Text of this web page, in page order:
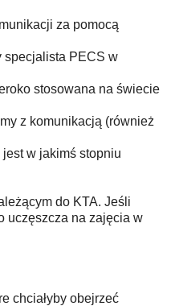
za pomocą
specjalista PECS w
stosowana na świecie
z komunikacją (również
w jakimś stopniu
do KTA. Jeśli
uczęszcza na zajęcia w
chciałyby obejrzeć